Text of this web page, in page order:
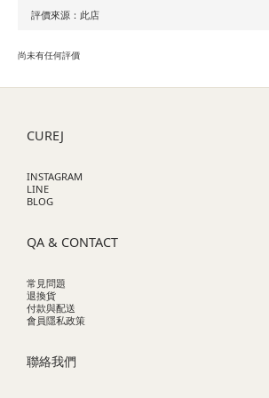
尚未有任何評價
CUREJ
INSTAGRAM
LINE
BLOG
QA & CONTACT
常見問題
退換貨
付款與配送
會員隱私政策
聯絡我們